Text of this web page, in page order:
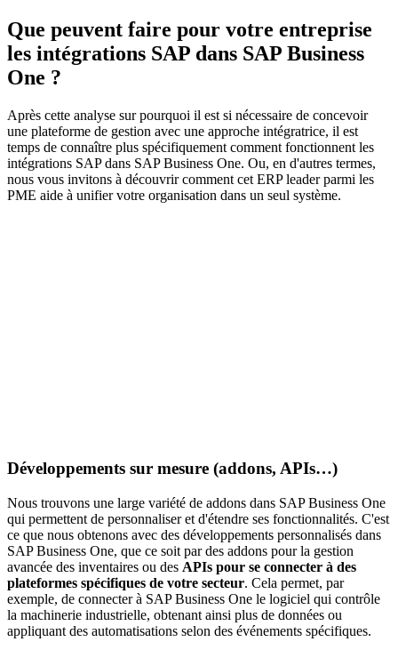
Que peuvent faire pour votre entreprise
les intégrations SAP dans SAP Business
One ?
Après cette analyse sur pourquoi il est si nécessaire de concevoir
une plateforme de gestion avec une approche intégratrice, il est
temps de connaître plus spécifiquement comment fonctionnent les
intégrations SAP dans SAP Business One. Ou, en d'autres termes,
nous vous invitons à découvrir comment cet ERP leader parmi les
PME aide à unifier votre organisation dans un seul système.
Développements sur mesure (addons, APIs…)
Nous trouvons une large variété de addons dans SAP Business One
qui permettent de personnaliser et d'étendre ses fonctionnalités. C'est
ce que nous obtenons avec des développements personnalisés dans
SAP Business One, que ce soit par des addons pour la gestion
avancée des inventaires ou des APIs pour se connecter à des
plateformes spécifiques de votre secteur. Cela permet, par
exemple, de connecter à SAP Business One le logiciel qui contrôle
la machinerie industrielle, obtenant ainsi plus de données ou
appliquant des automatisations selon des événements spécifiques.